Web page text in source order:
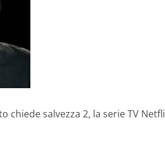
chiede salvezza 2, la serie TV